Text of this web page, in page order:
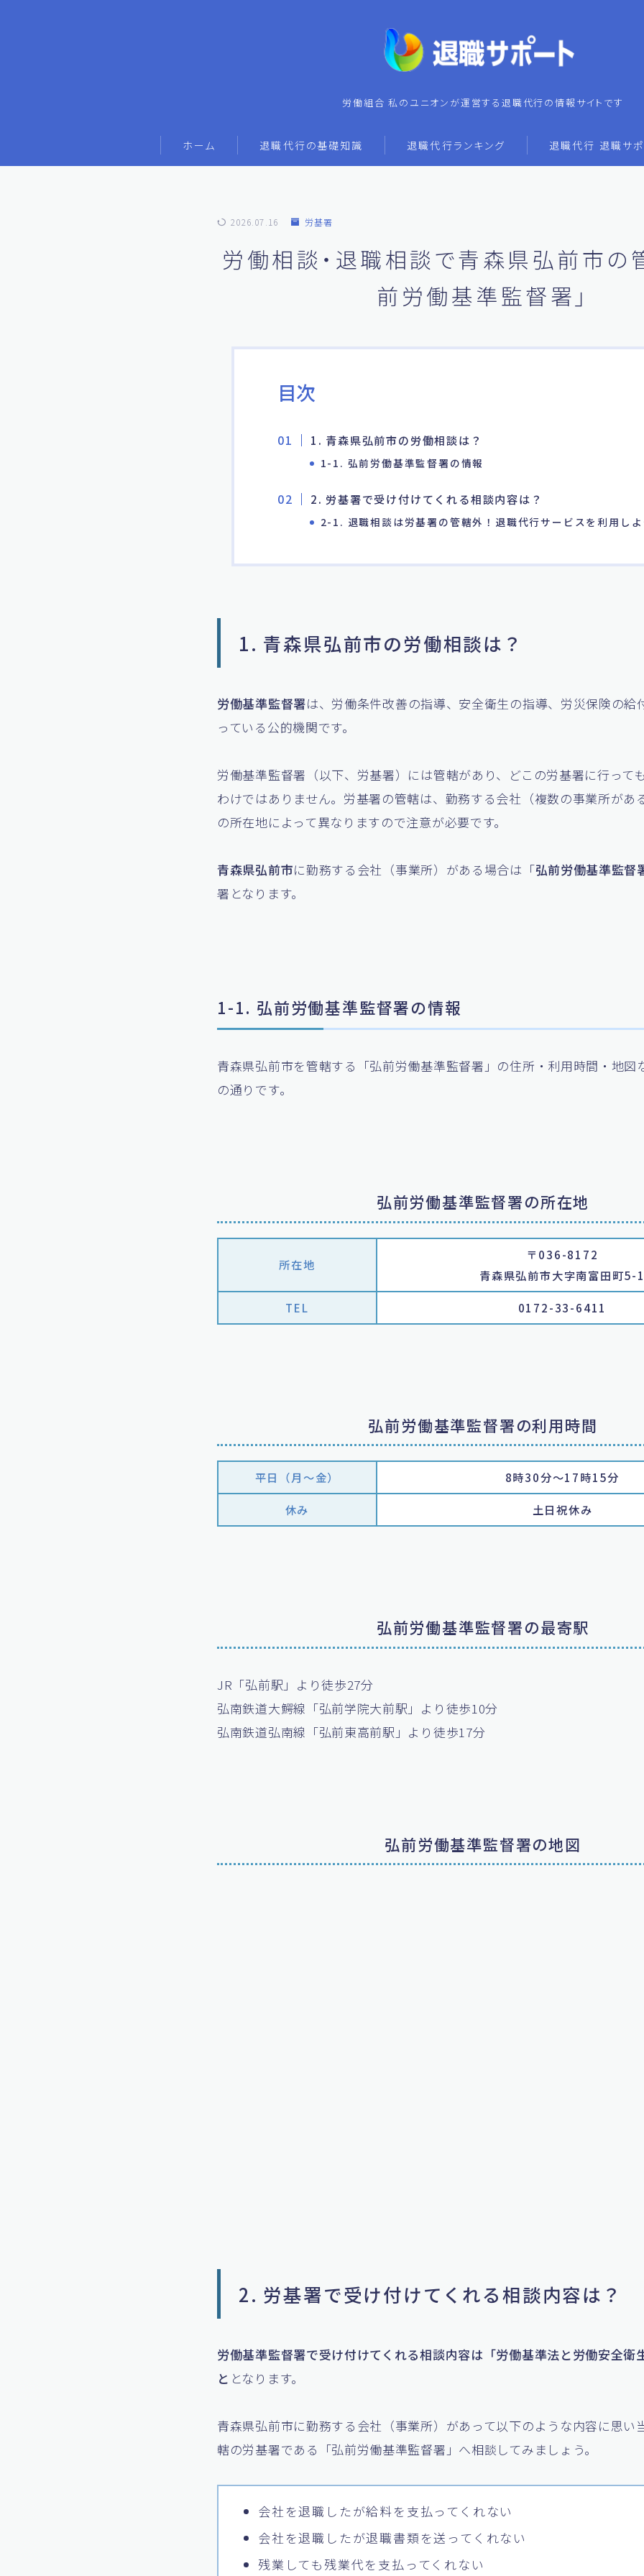
労働組合 私のユニオンが運営する退職代行の情報サイトです
ホーム 退職代行の基礎知識 退職代行ランキング 退職代行 退職サポ
2026.07.16 労基署
労働相談・退職相談で青森県弘前市の
前労働基準監督署」
目次
1. 青森県弘前市の労働相談は？
1-1. 弘前労働基準監督署の情報
2. 労基署で受け付けてくれる相談内容は？
2-1. 退職相談は労基署の管轄外！退職代行サービスを利用しよ
1. 青森県弘前市の労働相談は？
労働基準監督署は、労働条件改善の指導、安全衛生の指導、労災保険の給
っている公的機関です。
労働基準監督署（以下、労基署）には管轄があり、どこの労基署に行って
わけではありません。労基署の管轄は、勤務する会社（複数の事業所があ
の所在地によって異なりますので注意が必要です。
青森県弘前市に勤務する会社（事業所）がある場合は「弘前労働基準監督
署となります。
1-1. 弘前労働基準監督署の情報
青森県弘前市を管轄する「弘前労働基準監督署」の住所・利用時間・地図
の通りです。
弘前労働基準監督署の所在地
所在地
〒036-8172
青森県弘前市大字南富田町5-1
TEL 0172-33-6411
弘前労働基準監督署の利用時間
平日（月〜金） 8時30分～17時15分
休み 土日祝休み
弘前労働基準監督署の最寄駅
JR「弘前駅」より徒歩27分
弘南鉄道大鰐線「弘前学院大前駅」より徒歩10分
弘南鉄道弘南線「弘前東高前駅」より徒歩17分
弘前労働基準監督署の地図
2. 労基署で受け付けてくれる相談内容は？
労働基準監督署で受け付けてくれる相談内容は「労働基準法と労働安全衛
と となります。
青森県弘前市に勤務する会社（事業所）があって以下のような内容に思い
轄の労基署である「弘前労働基準監督署」へ相談してみましょう。
会社を退職したが給料を支払ってくれない
会社を退職したが退職書類を送ってくれない
残業しても残業代を支払ってくれない